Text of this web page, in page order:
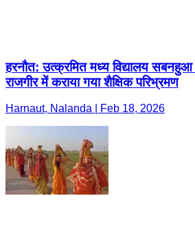
हरनौत: उत्क्रमित मध्य विद्यालय
राजगीर में कराया गया शैक्षिक परिभ्रमण
Harnaut, Nalanda | Feb 18, 2026